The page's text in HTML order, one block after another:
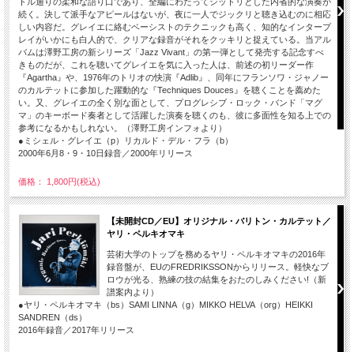
続く。決して派手なアピールはないが、夜に一人でジックリと聴き込むのに相応
しい内容だ。グレイエに絡むベーシストのテクニックも高く、知的なインタープ
レイがいかにも白人的で、クリアな録音がそれをクッキリと捉えている。当アル
バムは澤野工房の新シリーズ「Jazz Vivant」の第一弾として発売する記念すべ
きものだが、これを聴いてグレイエを気に入った人は、前述の初リーダー作
『Agartha』や、1976年のトリオの快演『Adlib』、同年にフランソワ・ジャノー
のカルテットに参加した躍動的な『Techniques Douces』を聴くことを薦めた
い。又、グレイエの全く別な面として、プログレシブ・ロック・バンド「マグ
マ」のキーボード奏者として活躍した演奏を聴くのも、彼に多面性を知る上での
参考になるかもしれない。（澤野工房インフォより）
●ミシェル・グレイエ（p）リカルド・デル・フラ（b）
2000年6月8・9・10日録音／2000年リリース
価格： 1,800円(税込)
【未開封CD／EU】オリジナル・バリトン・カルテット／
ヤリ・ペルキオマキ
芸術大学のトップを務めるヤリ・ペルキオマキの2016年
録音盤が、EUのFREDRIKSSONからリリース。軽快なブ
ロウが光る、熟練の技の結集をおたのしみください!（新
譜案内より）
●ヤリ・ペルキオマキ（bs）SAMI LINNA（g）MIKKO HELVA（org）HEIKKI
SANDREN（ds）
2016年録音／2017年リリース